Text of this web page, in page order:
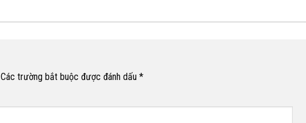
Các trường bắt buộc được đánh dấu *